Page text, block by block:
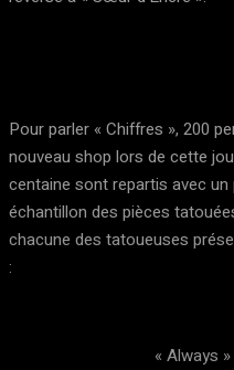
Pour parler « Chiffres », 200
nouveau shop lors de cette
centaine sont repartis avec
échantillon des pièces
chacune des tatoueuses
:
« Always